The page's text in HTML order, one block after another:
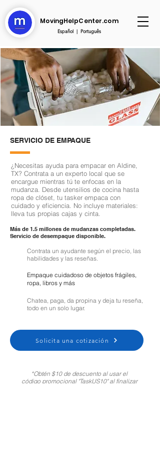
MovingHelpCenter.com
Español| Português
SERVICIO DE EMPAQUE
¿Necesitas ayuda para empacar en Aldine,
TX? Contrata a un experto local que se
encargue mientras tú te enfocas en la
mudanza. Desde utensilios de cocina hasta
ropa de clóset, tu tasker empaca con
cuidado y eficiencia. No incluye materiales:
lleva tus propias cajas y cinta.
Más de 1.5 millones de mudanzas completadas.
Servicio de desempaque disponible.
Contrata un ayudante según el precio, las
habilidades y las reseñas.
Empaque cuidadoso de objetos frágiles,
ropa, libros y más
Chatea, paga, da propina y deja tu reseña,
todo en un solo lugar.
Solicita una cotización
*Obtén $10 de descuento al usar el
código promocional "TaskUS10" al finalizar